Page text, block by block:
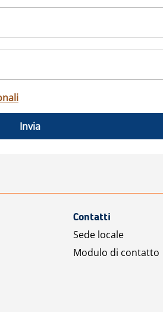
Invia
Contatti
Sede locale
Modulo di contatto